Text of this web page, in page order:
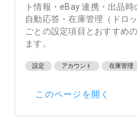
ト情報・eBay 連携・出品
自動応答・在庫管理（ドロ
ごとの設定項目とおすすめ
ます。
設定 アカウント 在庫管理
このページを開く